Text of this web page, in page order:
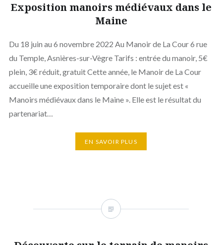
Exposition manoirs médiévaux dans le
Maine
Du 18 juin au 6 novembre 2022 Au Manoir de La Cour 6 rue
du Temple, Asnières-sur-Vègre Tarifs : entrée du manoir, 5€
plein, 3€ réduit, gratuit Cette année, le Manoir de La Cour
accueille une exposition temporaire dont le sujet est «
Manoirs médiévaux dans le Maine ». Elle est le résultat du
partenariat…
EN SAVOIR PLUS